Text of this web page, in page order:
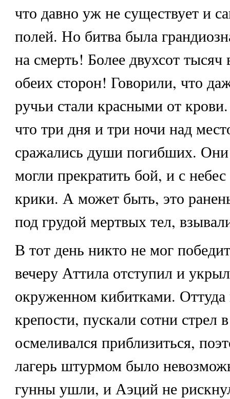
что давно уж не существует и
полей. Но битва была
на смерть! Более двухсот тысяч
обеих сторон! Говорили, что
ручьи стали красными от
что три дня и три ночи над
сражались души погибших. Они
могли прекратить бой, и с
крики. А может быть, это
под грудой мертвых тел,
В тот день никто не мог
вечеру Аттила отступил и
окруженном кибитками.
крепости, пускали сотни стрел
осмеливался приблизиться,
лагерь штурмом было
гунны ушли, и Аэций не